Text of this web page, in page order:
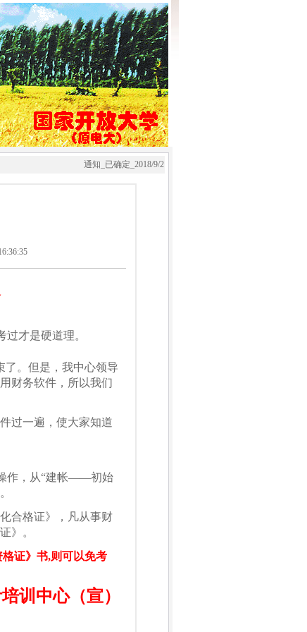
通知_已确定_2018/9/2日初级会计职称第一轮上课(2019年考试
过才是硬道理。
。但是，我中心领导
财务软件，所以我们
过一遍，使大家知道
作，从“建帐——初始
合格证》，凡从事财
》。
证》书,则可以免考
训中心（宣）